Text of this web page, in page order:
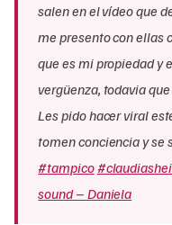
salen en el vídeo que
me presento con ellas
que es mi propiedad y
vergüenza, todavia
Les pido hacer viral
tomen conciencia y se
#tampico
sound – Daniela